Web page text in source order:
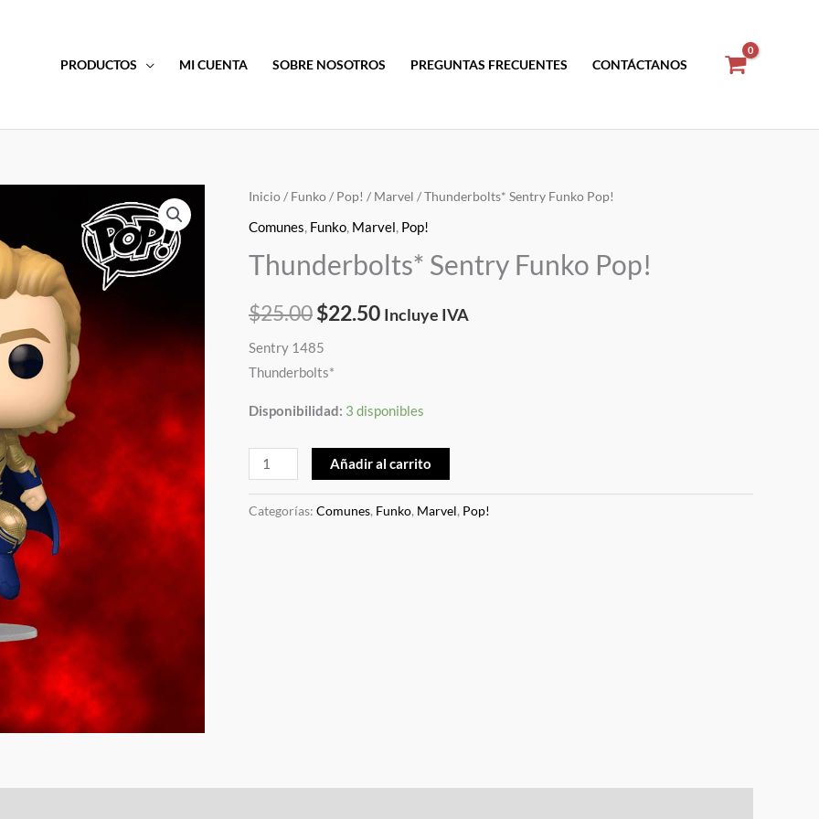
PRODUCTOS MI CUENTA SOBRE NOSOTROS PREGUNTAS FRECUENTES CONTÁCTANOS
Inicio/ Funko/ Pop! / Marvel / Thunderbolts* Sentry Funko Pop!
Comunes, Funko, Marvel, Pop!
Thunderbolts* Sentry Funko Pop!
$25.00
El
precio
original
era:
$25.00.
$22.50
El
precio
actual
es:
Incluye IVA
Sentry 1485
Thunderbolts*
Disponibilidad: 3 disponibles
Thunderbolts*
Sentry
Pop!
Añadir al carrito
Categorías: Comunes, Funko, Marvel, Pop!